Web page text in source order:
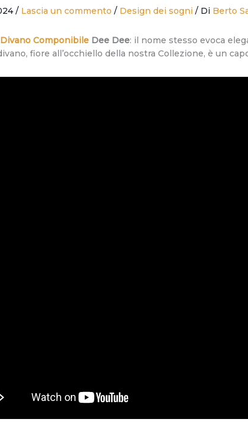
/ Lascia un commento / Design dei sogni / Di Berto
Divano Componibile Dee Dee: il nome stesso evoca
fiore all’occhiello della nostra Collezione, è un